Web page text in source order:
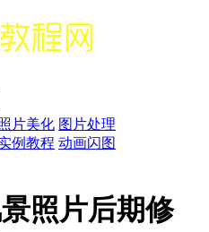
片美化 图片处理
例教程 动画闪图
照片后期修